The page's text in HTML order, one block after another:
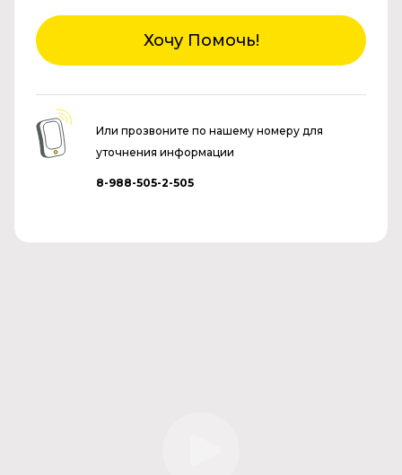
Хочу Помочь!
Или прозвоните по нашему номеру для
уточнения информации
8-988-505-2-505